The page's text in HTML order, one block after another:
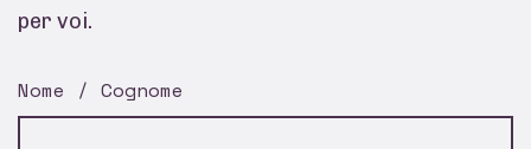
per voi.
Nome / Cognome